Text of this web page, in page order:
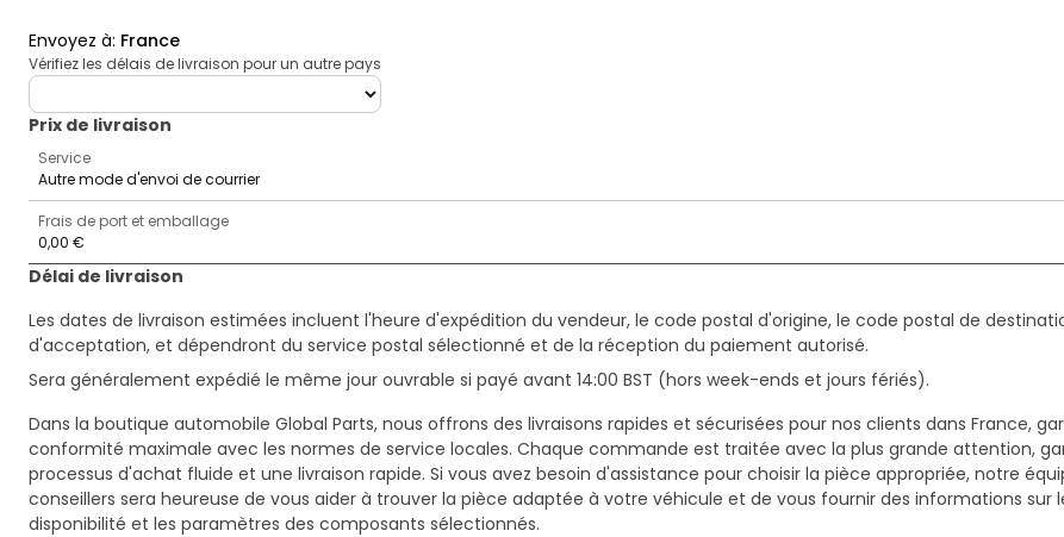
Envoyez à: France
Vérifiez les délais de livraison pour un autre pays
deliveryCountry
Prix ​​de livraison
Service
Autre mode d'envoi de courrier
Frais de port et emballage
0,00 €
Délai de livraison
Les dates de livraison estimées incluent l'heure d'expédition du vendeur, le code postal d'origine, le code postal de
d'acceptation, et dépendront du service postal sélectionné et de la réception du paiement autorisé.
Sera généralement expédié le même jour ouvrable si payé avant 14:00 BST (hors week-ends et jours fériés).
Dans la boutique automobile Global Parts, nous offrons des livraisons rapides et sécurisées pour nos clients dans France,
conformité maximale avec les normes de service locales. Chaque commande est traitée avec la plus grande attention,
processus d'achat fluide et une livraison rapide. Si vous avez besoin d'assistance pour choisir la pièce appropriée, notre
conseillers sera heureuse de vous aider à trouver la pièce adaptée à votre véhicule et de vous fournir des informations sur
disponibilité et les paramètres des composants sélectionnés.